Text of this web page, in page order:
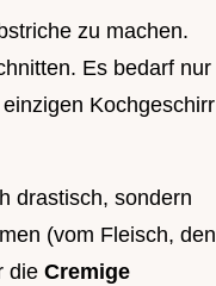
zu machen.
Es bedarf nur
Kochgeschirr
drastisch, sondern
(vom Fleisch, den
die Cremige